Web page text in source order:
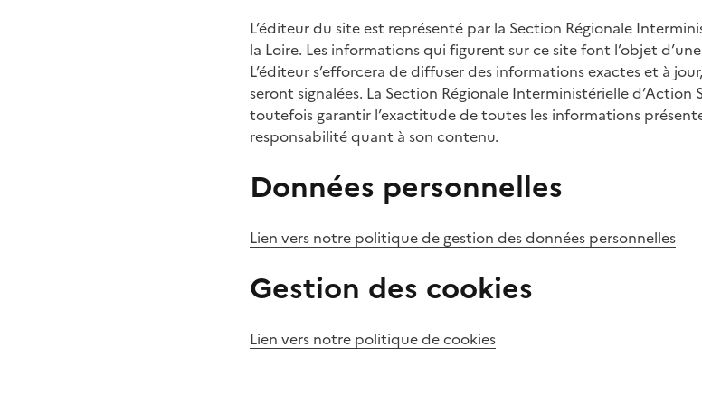
L’éditeur du site est représenté par la Section Régionale
la Loire. Les informations qui figurent sur ce site font l’objet
L’éditeur s’efforcera de diffuser des informations exactes et à
seront signalées. La Section Régionale Interministérielle d’Action
toutefois garantir l’exactitude de toutes les informations
responsabilité quant à son contenu.
Données personnelles
Lien vers notre politique de gestion des données personnelles
Gestion des cookies
Lien vers notre politique de cookies